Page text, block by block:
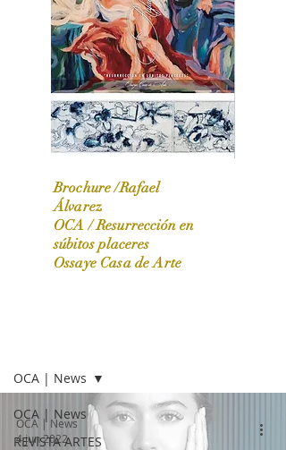
OCA|News 31 / Marzo-Abril / 2024
Brochure /Rafael
Álvarez
OCA /Resurrección en
súbitos placeres
Ossaye Casa de Arte
OCA | News
REVISTA ARTES
OCA | News
OCA | News
4 jun 2022